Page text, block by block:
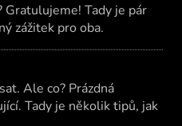
Tady je pár
zážitek pro oba.
Ale co? Prázdná
Tady je několik tipů, jak